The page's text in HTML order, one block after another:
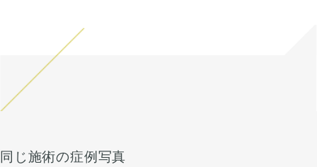
同じ施術の症例写真